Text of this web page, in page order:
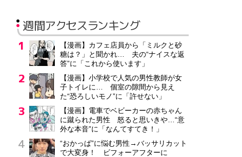
週間アクセスランキング
【漫画】カフェ店員から「ミルクと砂
糖は？」と聞かれ… 夫の“ナイスな返
答”に「これから使います」
【漫画】小学校で人気の男性教師が女
子トイレに… 個室の隙間から見え
た“恐ろしいモノ”に「許せない」
【漫画】電車でベビーカーの赤ちゃん
に蹴られた男性 怒ると思いきや…“意
外な本音”に「なんてすてき！」
“おかっぱ”に悩む男性→バッサリカット
で大変身！ ビフォーアフターに